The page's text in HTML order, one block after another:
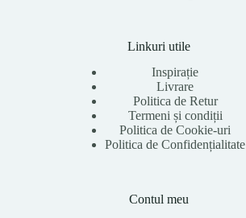
Linkuri utile
Inspirație
Livrare
Politica de Retur
Termeni și condiții
Politica de Cookie-uri
Politica de Confidențialitate
Contul meu